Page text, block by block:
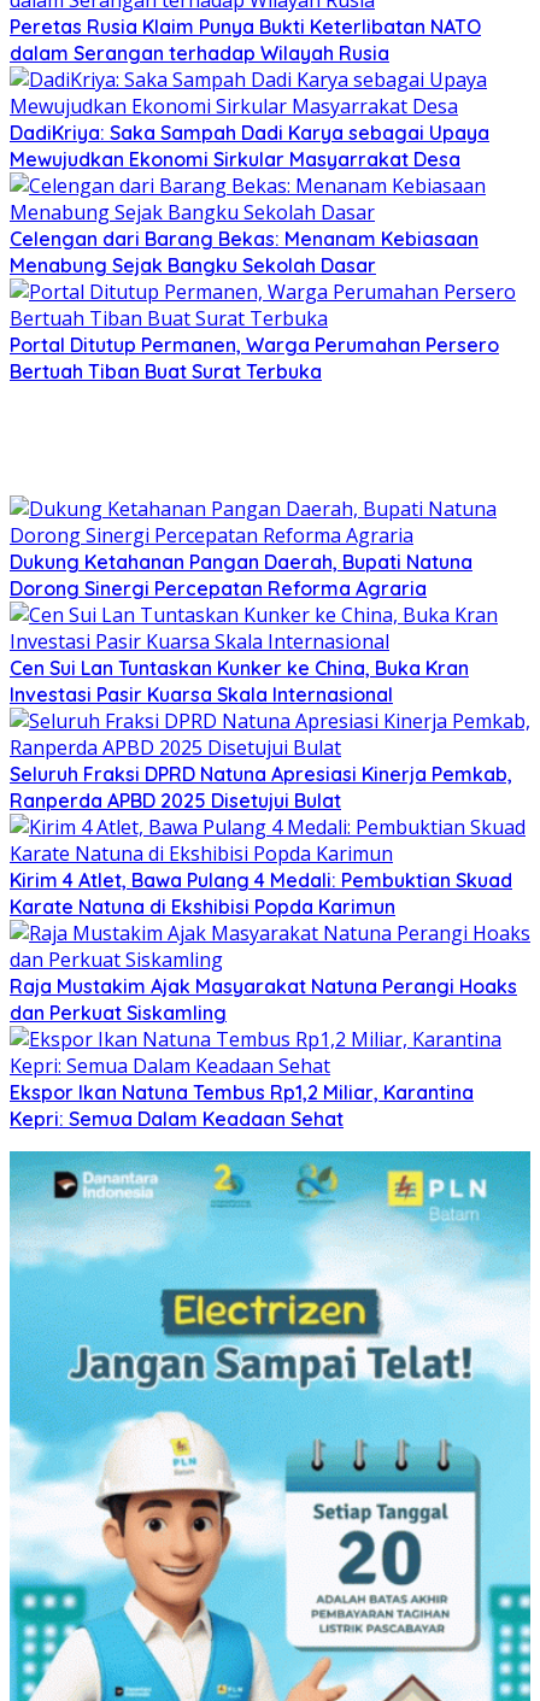
Peretas Rusia Klaim Punya Bukti Keterlibatan NATO
dalam Serangan terhadap Wilayah Rusia
DadiKriya: Saka Sampah Dadi Karya sebagai Upaya
Mewujudkan Ekonomi Sirkular Masyarrakat Desa
Celengan dari Barang Bekas: Menanam Kebiasaan
Menabung Sejak Bangku Sekolah Dasar
Portal Ditutup Permanen, Warga Perumahan Persero
Bertuah Tiban Buat Surat Terbuka
Dukung Ketahanan Pangan Daerah, Bupati Natuna
Dorong Sinergi Percepatan Reforma Agraria
Cen Sui Lan Tuntaskan Kunker ke China, Buka Kran
Investasi Pasir Kuarsa Skala Internasional
Seluruh Fraksi DPRD Natuna Apresiasi Kinerja Pemkab,
Ranperda APBD 2025 Disetujui Bulat
Kirim 4 Atlet, Bawa Pulang 4 Medali: Pembuktian Skuad
Karate Natuna di Ekshibisi Popda Karimun
Raja Mustakim Ajak Masyarakat Natuna Perangi Hoaks
dan Perkuat Siskamling
Ekspor Ikan Natuna Tembus Rp1,2 Miliar, Karantina
Kepri: Semua Dalam Keadaan Sehat